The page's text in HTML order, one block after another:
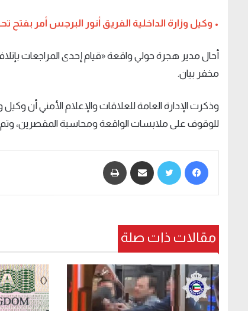
• وكيل وزارة الداخلية الفريق أنور البرجس أمر بفتح
أحال مدير هجرة حولي واقعة «قيام إحدى المراجعات
مخفر بيان.
وذكرت الإدارة العامة للعلاقات والإعلام الأمني أن وكيل
للوقوف على ملابسات الواقعة ومحاسبة المقصرين، وتم تسجيل قضية تحمل رقم 280/
مقالات ذات صلة